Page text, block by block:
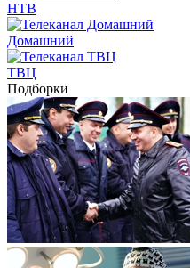
НТВ
Домашний
ТВЦ
Подборки